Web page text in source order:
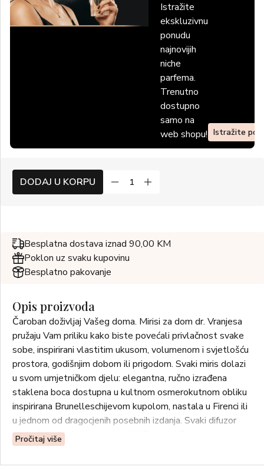
Istražite
ekskluzivnu
ponudu
najnovijih
niche
parfema.
Trenutno
dostupno
samo na
web shopu! Istražite
DODAJ U KORPU
Besplatna dostava iznad 90,00 KM
Poklon uz svaku kupovinu
Besplatno pakovanje
Opis proizvoda
Čaroban doživljaj Vašeg doma. Mirisi za dom dr. Vranjesa
pružaju Vam priliku kako biste povećali privlačnost svake
sobe, inspirirani vlastitim ukusom, volumenom i svjetlošću
prostora, godišnjim dobom ili prigodom. Svaki miris dolazi
u svom umjetničkom djelu: elegantna, ručno izrađena
staklena boca dostupna u kultnom osmerokutnom obliku
inspirirana Brunelleschijevom kupolom, nastala u Firenci ili
u jednom od dragocjenih posebnih izdanja. Svaki difuzor
popraćen je buketom trske. Količina i veličina trske
prilagođene su kako bi se osiguralo kontinuirano i trajno
širenje mirisa kako bi se stvorila sveobuhvatna,
Pročitaj više